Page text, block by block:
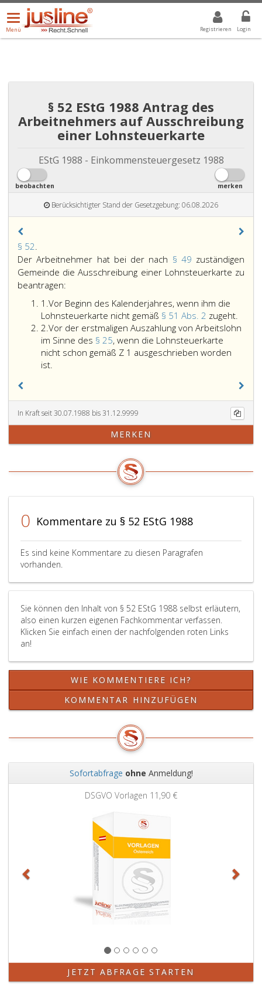
Registrieren Login
Menü
öffnen/schließen
Menü
ALLE DROPDOWN: GEWÄHLTER WERT IST ALLE
§ 52 EStG 1988 Antrag des
Arbeitnehmers auf Ausschreibung
einer Lohnsteuerkarte
EStG 1988 - Einkommensteuergesetz 1988
beobachten merken
Berücksichtigter Stand der Gesetzgebung: 06.08.2026
§ 52.
52,
Der Arbeitnehmer hat bei der nach § 49 zuständigen
Gemeinde die Ausschreibung einer Lohnsteuerkarte zu
beantragen:
Arbeitnehmer
hat
bei
der
nach
Gemeinde
die
Ausschreibung
1.Ziffer
eins
Vor Beginn des Kalenderjahres, wenn ihm die
Lohnsteuerkarte nicht gemäß § 51 Abs. 2 zugeht.
die
nicht
2,
2.Ziffer
2
Vor der erstmaligen Auszahlung von Arbeitslohn
im Sinne des § 25, wenn die Lohnsteuerkarte
nicht schon gemäß Z 1 ausgeschrieben worden
ist.
Auszahlung
von
Arbeitslohn
Paragraph
wenn
Lohnsteuerkarte
schon
gemäß
eins,
worden
ist.
In Kraft seit 30.07.1988 bis 31.12.9999
MERKEN
0 Kommentare zu § 52 EStG 1988
Es sind keine Kommentare zu diesen Paragrafen
vorhanden.
Sie können den Inhalt von § 52 EStG 1988 selbst erläutern,
also einen kurzen eigenen Fachkommentar verfassen.
Klicken Sie einfach einen der nachfolgenden roten Links
an!
WIE KOMMENTIERE ICH?
KOMMENTAR HINZUFÜGEN
Sofortabfrage ohne Anmeldung!
DSGVO Vorlagen 11,90 €
JETZT ABFRAGE STARTEN